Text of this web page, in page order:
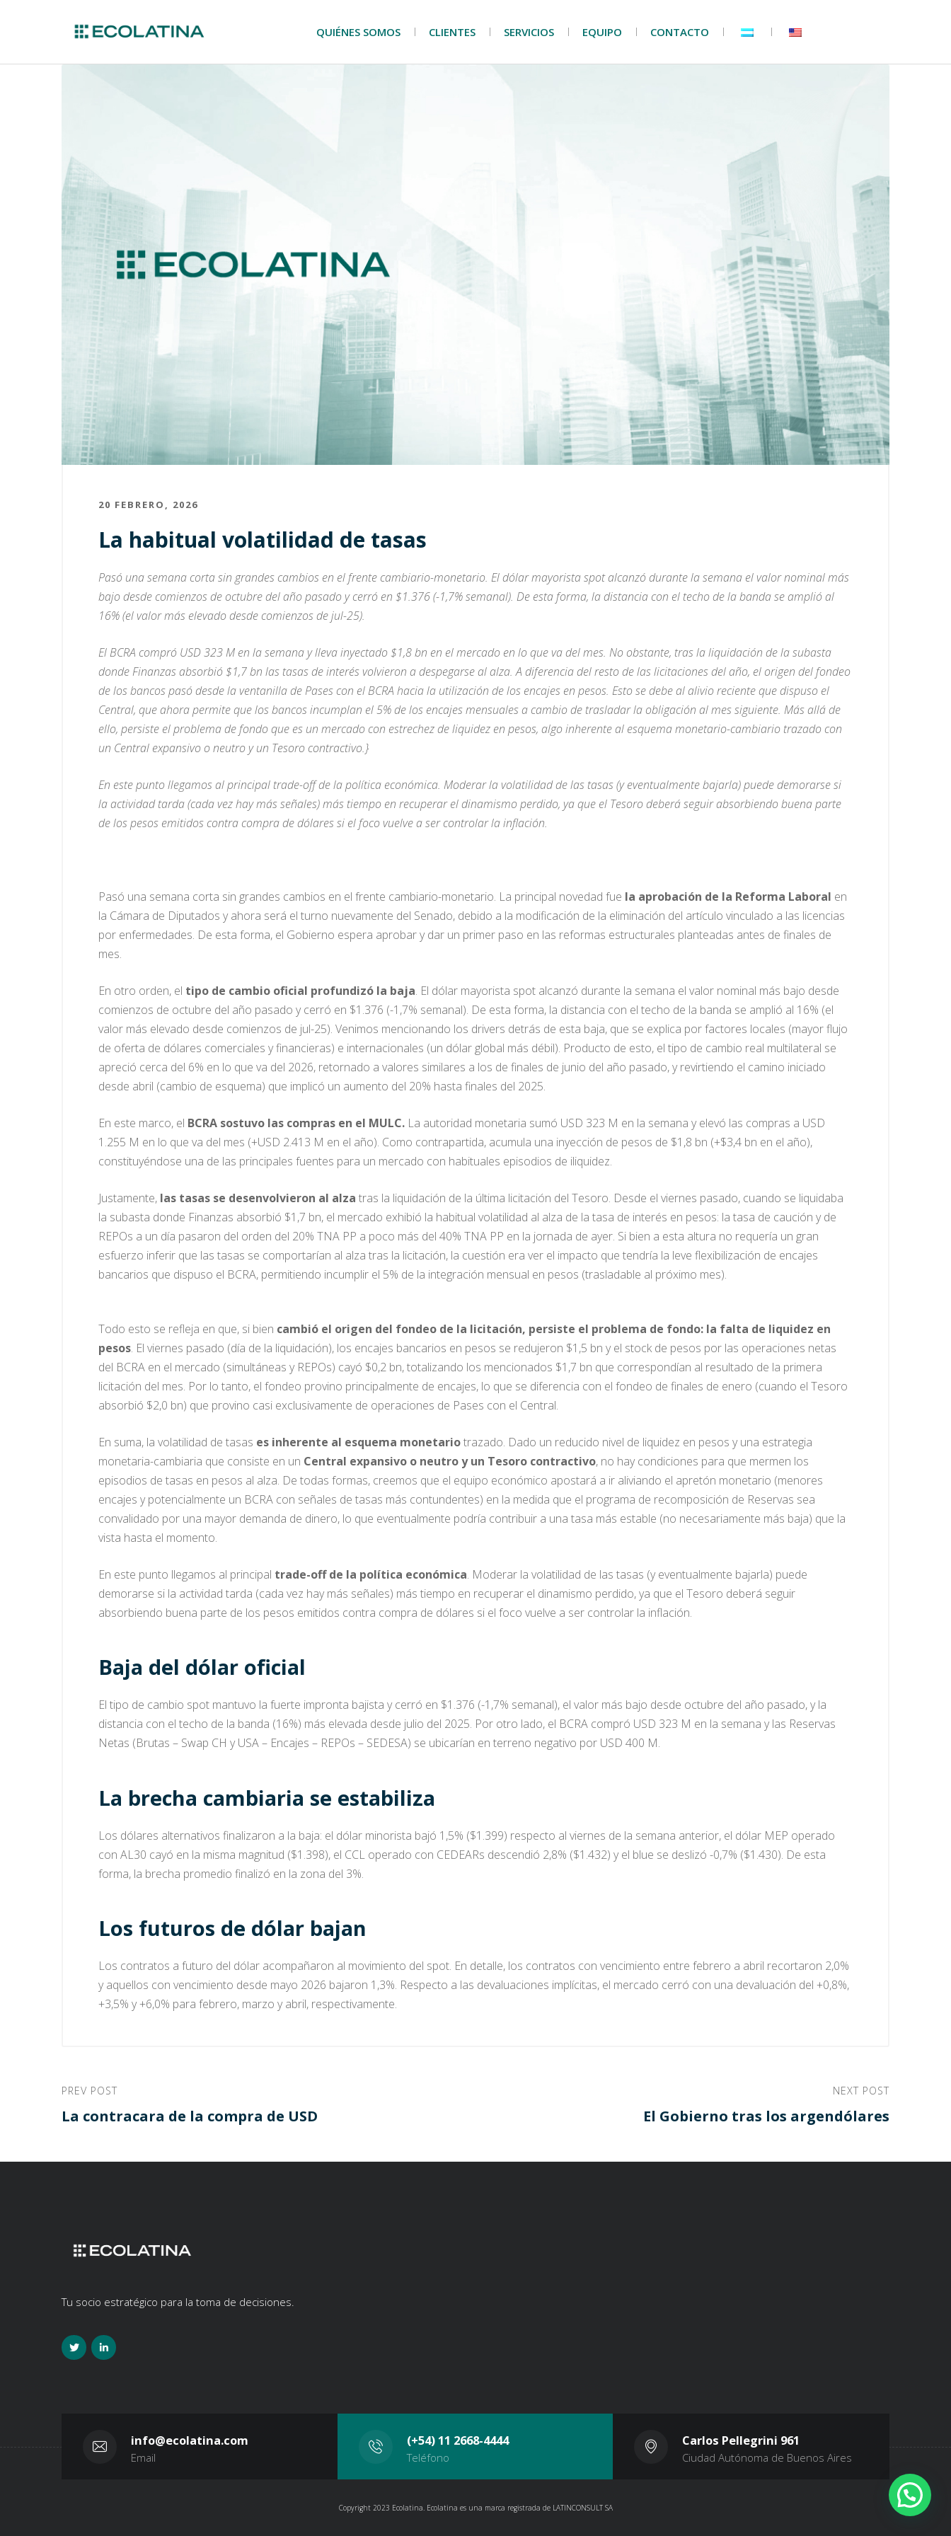
QUIÉNES SOMOS CLIENTES SERVICIOS EQUIPO CONTACTO
20 FEBRERO, 2026
La habitual volatilidad de tasas
Pasó una semana corta sin grandes cambios en el frente cambiario-monetario. El dólar mayorista spot alcanzó durante la semana el valor nominal más
bajo desde comienzos de octubre del año pasado y cerró en $1.376 (-1,7% semanal). De esta forma, la distancia con el techo de la banda se amplió al
16% (el valor más elevado desde comienzos de jul-25).
El BCRA compró USD 323 M en la semana y lleva inyectado $1,8 bn en el mercado en lo que va del mes. No obstante, tras la liquidación de la subasta
donde Finanzas absorbió $1,7 bn las tasas de interés volvieron a despegarse al alza. A diferencia del resto de las licitaciones del año, el origen del fondeo
de los bancos pasó desde la ventanilla de Pases con el BCRA hacia la utilización de los encajes en pesos. Esto se debe al alivio reciente que dispuso el
Central, que ahora permite que los bancos incumplan el 5% de los encajes mensuales a cambio de trasladar la obligación al mes siguiente. Más allá de
ello, persiste el problema de fondo que es un mercado con estrechez de liquidez en pesos, algo inherente al esquema monetario-cambiario trazado con
un Central expansivo o neutro y un Tesoro contractivo.}
En este punto llegamos al principal trade-off de la política económica. Moderar la volatilidad de las tasas (y eventualmente bajarla) puede demorarse si
la actividad tarda (cada vez hay más señales) más tiempo en recuperar el dinamismo perdido, ya que el Tesoro deberá seguir absorbiendo buena parte
de los pesos emitidos contra compra de dólares si el foco vuelve a ser controlar la inflación.
Pasó una semana corta sin grandes cambios en el frente cambiario-monetario. La principal novedad fue la aprobación de la Reforma Laboral en
la Cámara de Diputados y ahora será el turno nuevamente del Senado, debido a la modificación de la eliminación del artículo vinculado a las licencias
por enfermedades. De esta forma, el Gobierno espera aprobar y dar un primer paso en las reformas estructurales planteadas antes de finales de
mes.
En otro orden, el tipo de cambio oficial profundizó la baja. El dólar mayorista spot alcanzó durante la semana el valor nominal más bajo desde
comienzos de octubre del año pasado y cerró en $1.376 (-1,7% semanal). De esta forma, la distancia con el techo de la banda se amplió al 16% (el
valor más elevado desde comienzos de jul-25). Venimos mencionando los drivers detrás de esta baja, que se explica por factores locales (mayor flujo
de oferta de dólares comerciales y financieras) e internacionales (un dólar global más débil). Producto de esto, el tipo de cambio real multilateral se
apreció cerca del 6% en lo que va del 2026, retornado a valores similares a los de finales de junio del año pasado, y revirtiendo el camino iniciado
desde abril (cambio de esquema) que implicó un aumento del 20% hasta finales del 2025.
En este marco, el BCRA sostuvo las compras en el MULC. La autoridad monetaria sumó USD 323 M en la semana y elevó las compras a USD
1.255 M en lo que va del mes (+USD 2.413 M en el año). Como contrapartida, acumula una inyección de pesos de $1,8 bn (+$3,4 bn en el año),
constituyéndose una de las principales fuentes para un mercado con habituales episodios de iliquidez.
Justamente, las tasas se desenvolvieron al alza tras la liquidación de la última licitación del Tesoro. Desde el viernes pasado, cuando se liquidaba
la subasta donde Finanzas absorbió $1,7 bn, el mercado exhibió la habitual volatilidad al alza de la tasa de interés en pesos: la tasa de caución y de
REPOs a un día pasaron del orden del 20% TNA PP a poco más del 40% TNA PP en la jornada de ayer. Si bien a esta altura no requería un gran
esfuerzo inferir que las tasas se comportarían al alza tras la licitación, la cuestión era ver el impacto que tendría la leve flexibilización de encajes
bancarios que dispuso el BCRA, permitiendo incumplir el 5% de la integración mensual en pesos (trasladable al próximo mes).
Todo esto se refleja en que, si bien cambió el origen del fondeo de la licitación, persiste el problema de fondo: la falta de liquidez en
pesos. El viernes pasado (día de la liquidación), los encajes bancarios en pesos se redujeron $1,5 bn y el stock de pesos por las operaciones netas
del BCRA en el mercado (simultáneas y REPOs) cayó $0,2 bn, totalizando los mencionados $1,7 bn que correspondían al resultado de la primera
licitación del mes. Por lo tanto, el fondeo provino principalmente de encajes, lo que se diferencia con el fondeo de finales de enero (cuando el Tesoro
absorbió $2,0 bn) que provino casi exclusivamente de operaciones de Pases con el Central.
En suma, la volatilidad de tasas es inherente al esquema monetariotrazado. Dado un reducido nivel de liquidez en pesos y una estrategia
monetaria-cambiaria que consiste en un Central expansivo o neutro y un Tesoro contractivo, no hay condiciones para que mermen los
episodios de tasas en pesos al alza. De todas formas, creemos que el equipo económico apostará a ir aliviando el apretón monetario (menores
encajes y potencialmente un BCRA con señales de tasas más contundentes) en la medida que el programa de recomposición de Reservas sea
convalidado por una mayor demanda de dinero, lo que eventualmente podría contribuir a una tasa más estable (no necesariamente más baja) que la
vista hasta el momento.
En este punto llegamos al principal trade-off de la política económica. Moderar la volatilidad de las tasas (y eventualmente bajarla) puede
demorarse si la actividad tarda (cada vez hay más señales) más tiempo en recuperar el dinamismo perdido, ya que el Tesoro deberá seguir
absorbiendo buena parte de los pesos emitidos contra compra de dólares si el foco vuelve a ser controlar la inflación.
Baja del dólar oficial
El tipo de cambio spot mantuvo la fuerte impronta bajista y cerró en $1.376 (-1,7% semanal), el valor más bajo desde octubre del año pasado, y la
distancia con el techo de la banda (16%) más elevada desde julio del 2025. Por otro lado, el BCRA compró USD 323 M en la semana y las Reservas
Netas (Brutas – Swap CH y USA – Encajes – REPOs – SEDESA) se ubicarían en terreno negativo por USD 400 M.
La brecha cambiaria se estabiliza
Los dólares alternativos finalizaron a la baja: el dólar minorista bajó 1,5% ($1.399) respecto al viernes de la semana anterior, el dólar MEP operado
con AL30 cayó en la misma magnitud ($1.398), el CCL operado con CEDEARs descendió 2,8% ($1.432) y el blue se deslizó -0,7% ($1.430). De esta
forma, la brecha promedio finalizó en la zona del 3%.
Los futuros de dólar bajan
Los contratos a futuro del dólar acompañaron al movimiento del spot. En detalle, los contratos con vencimiento entre febrero a abril recortaron 2,0%
y aquellos con vencimiento desde mayo 2026 bajaron 1,3%. Respecto a las devaluaciones implícitas, el mercado cerró con una devaluación del +0,8%,
+3,5% y +6,0% para febrero, marzo y abril, respectivamente.
PREV POST
La contracara de la compra de USD
NEXT POST
El Gobierno tras los argendólares
Tu socio estratégico para la toma de decisiones.
info@ecolatina.com
Email
(+54) 11 2668-4444
Teléfono
Carlos Pellegrini 961
Ciudad Autónoma de Buenos Aires
Copyright 2023 Ecolatina. Ecolatina es una marca registrada de LATINCONSULT SA